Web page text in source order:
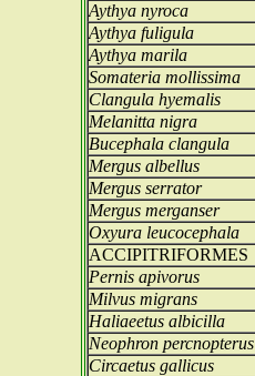
Aythya nyroca
Aythya fuligula
Aythya marila
Somateria mollissima
Clangula hyemalis
Melanitta nigra
Bucephala clangula
Mergus albellus
Mergus serrator
Mergus merganser
Oxyura leucocephala
ACCIPITRIFORMES
Pernis apivorus
Milvus migrans
Haliaeetus albicilla
Neophron percnopterus
Circaetus gallicus